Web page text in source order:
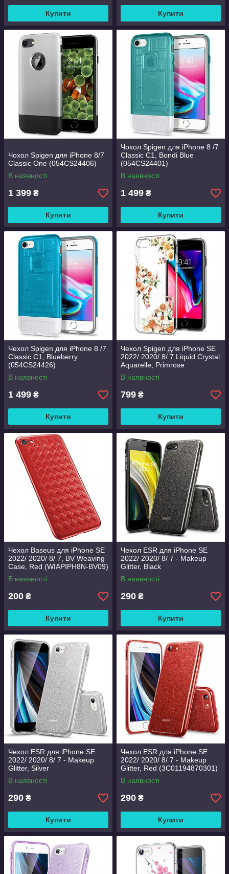
Купити Купити
Чохол Spigen для iPhone 8/7
Classic One (054CS24406)
В наявності
1 399 ₴
Купити
Чохол Spigen для iPhone 8 /7
Classic C1, Bondi Blue
(054CS24401)
В наявності
1 499 ₴
Купити
Чехол Spigen для iPhone 8 /7
Classic C1, Blueberry
(054CS24426)
В наявності
1 499 ₴
Купити
Чехол Spigen для iPhone SE
2022/ 2020/ 8/ 7 Liquid Crystal
Aquarelle, Primrose
(054CS22783)
В наявності
799 ₴
Купити
Чехол Baseus для iPhone SE
2022/ 2020/ 8/ 7, BV Weaving
Case, Red (WIAPIPH8N-BV09)
В наявності
200 ₴
Купити
Чехол ESR для iPhone SE
2022/ 2020/ 8/ 7 - Makeup
Glitter, Black
(3C01194870501)
В наявності
290 ₴
Купити
Чехол ESR для iPhone SE
2022/ 2020/ 8/ 7 - Makeup
Glitter, Silver
(3C01194870101)
В наявності
290 ₴
Купити
Чехол ESR для iPhone SE
2022/ 2020/ 8/ 7 - Makeup
Glitter, Red (3C01194870301)
В наявності
290 ₴
Купити